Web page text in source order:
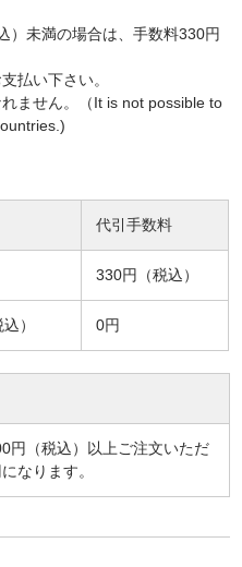
未満の場合は、手数料330円
払い下さい。
ません。（It is not possible to
代引手数料
330円（税込）
） 0円
（税込）以上ご注文いただ
なります。